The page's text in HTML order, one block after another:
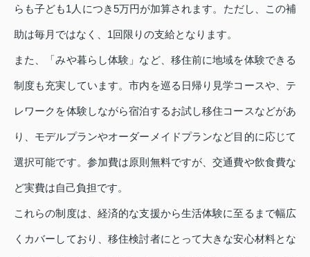
らも子ども1人につき5万円が加算されます。ただし、この補
助は毎月ではなく、1回限りの支給となります。
また、「みや暮らし体験」など、移住前に地域を体験できる
制度も充実しています。市内を巡る日帰り見学コースや、テ
レワークを体験しながら宿泊するお試し移住コースなどがあ
り、モデルプランやオーダーメイドプランなど目的に応じて
選択可能です。参加費は原則無料ですが、交通費や飲食費な
ど実費は自己負担です。
これらの制度は、経済的な支援から生活体験に至るまで幅広
くカバーしており、移住検討者にとって大きな安心材料とな